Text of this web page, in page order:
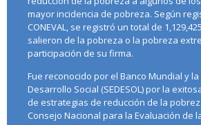
mayor incidencia de pobreza. Según
CONEVAL, se registró un total de
salieron de la pobreza o la pobreza
participación de su firma.
Fue reconocido por el Banco Mundial y
Desarrollo Social (SEDESOL) por la
de estrategias de reducción de la
Consejo Nacional para la Evaluación de